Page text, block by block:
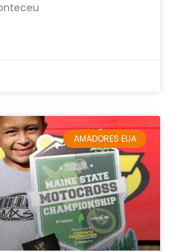
AMADORES EUA